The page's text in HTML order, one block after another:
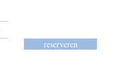
reserveren